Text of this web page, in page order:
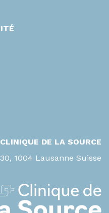
CLINIQUE DE LA SOURCE
1004 Lausanne Suisse